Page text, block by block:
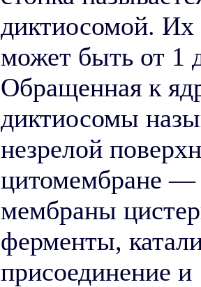
диктиосомой. Их
может быть от 1
Обращенная к
диктиосомы
незрелой
цитомембране —
мембраны
ферменты,
присоединение и